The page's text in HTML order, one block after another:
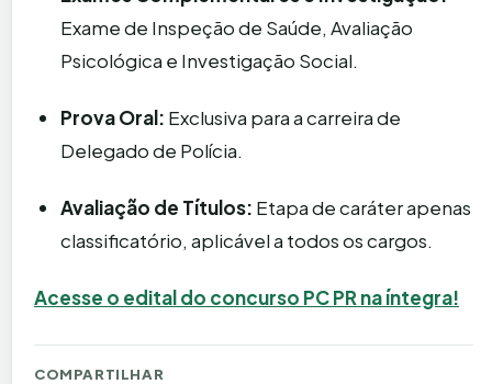
Exame de Inspeção de Saúde, Avaliação
Psicológica e Investigação Social.
Prova Oral: Exclusiva para a carreira de
Delegado de Polícia.
Avaliação de Títulos: Etapa de caráter apenas
classificatório, aplicável a todos os cargos.
Acesse o edital do concurso PC PR na íntegra!
COMPARTILHAR